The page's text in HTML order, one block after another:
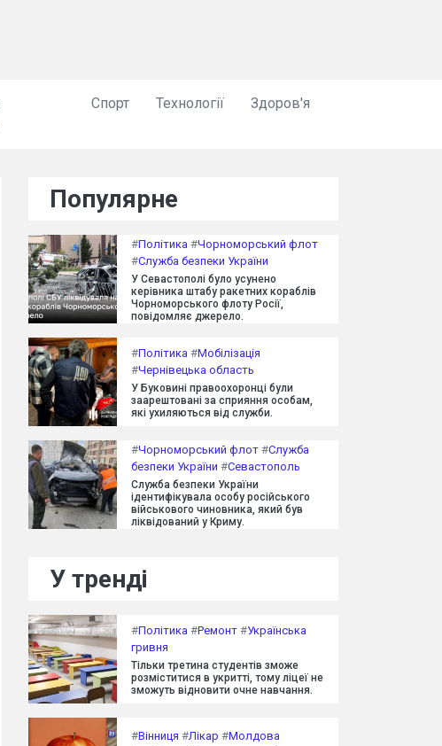
Спорт Технології Здоров'я
Популярне
#Політика #Чорноморський флот
#Служба безпеки України
У Севастополі було усунено
керівника штабу ракетних кораблів
Чорноморського флоту Росії,
повідомляє джерело.
#Політика #Мобілізація
#Чернівецька область
У Буковині правоохоронці були
заарештовані за сприяння особам,
які ухиляються від служби.
#Чорноморський флот #Служба
безпеки України #Севастополь
Служба безпеки України
ідентифікувала особу російського
військового чиновника, який був
ліквідований у Криму.
У тренді
#Політика #Ремонт #Українська
гривня
Тільки третина студентів зможе
розміститися в укритті, тому ліцеї не
зможуть відновити очне навчання.
#Вінниця #Лікар #Молдова